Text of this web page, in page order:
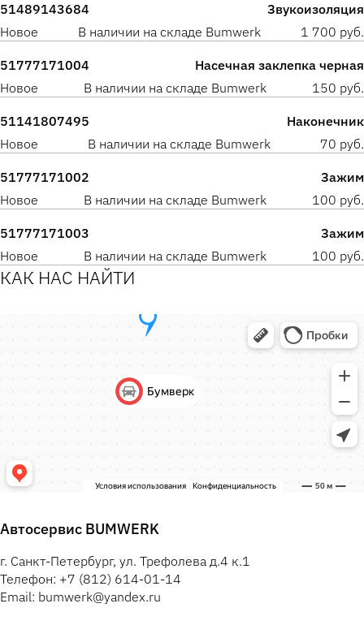
51489143684
Звукоизоляция
Новое
В наличии на складе Bumwerk 1 700 руб.
51777171004
Насечная заклепка черная
Новое
В наличии на складе Bumwerk 150 руб.
51141807495
Наконечник
Новое
В наличии на складе Bumwerk 70 руб.
51777171002
Зажим
Новое
В наличии на складе Bumwerk 100 руб.
51777171003
Зажим
Новое
В наличии на складе Bumwerk 100 руб.
КАК НАС НАЙТИ
Автосервис BUMWERK
г. Санкт-Петербург, ул. Трефолева д.4 к.1
Телефон: +7 (812) 614-01-14
Email: bumwerk@yandex.ru